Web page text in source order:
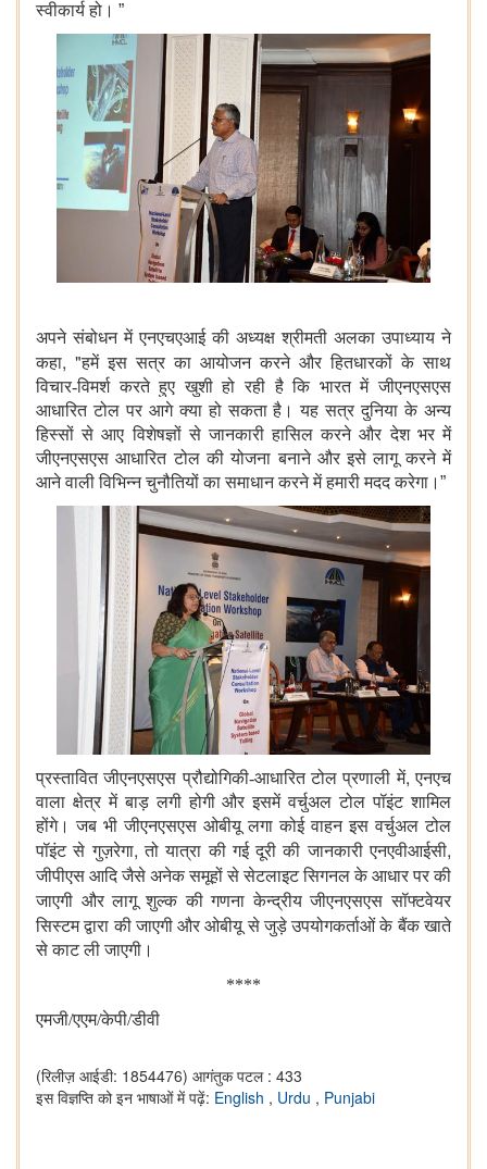
स्वीकार्य हो। ”
अपने संबोधन में एनएचएआई की अध्यक्ष श्रीमती अलका उपाध्याय ने
कहा, "हमें इस सत्र का आयोजन करने और हितधारकों के साथ
विचार-विमर्श करते हुए खुशी हो रही है कि भारत में जीएनएसएस
आधारित टोल पर आगे क्या हो सकता है। यह सत्र दुनिया के अन्य
हिस्सों से आए विशेषज्ञों से जानकारी हासिल करने और देश भर में
जीएनएसएस आधारित टोल की योजना बनाने और इसे लागू करने में
आने वाली विभिन्न चुनौतियों का समाधान करने में हमारी मदद करेगा। ”
प्रस्तावित जीएनएसएस प्रौद्योगिकी-आधारित टोल प्रणाली में,एनएच
वाला क्षेत्र में बाड़ लगी होगी और इसमें वर्चुअल टोल पॉइंट शामिल
होंगे। जब भी जीएनएसएस ओबीयू लगा कोई वाहन इस वर्चुअल टोल
पॉइंट से गुज़रेगा,तो यात्रा की गई दूरी की जानकारी एनएवीआईसी,
जीपीएस आदि जैसे अनेक समूहों से सेटलाइट सिगनल के आधार पर की
जाएगी और लागू शुल्क की गणना केन्‍द्रीय जीएनएसएस सॉफ्टवेयर
सिस्टम द्वारा की जाएगी और ओबीयू से जुड़े उपयोगकर्ताओं के बैंक खाते
से काट ली जाएगी।
****
एमजी/एएम/केपी/डीवी
(रिलीज़ आईडी: 1854476) आगंतुक पटल : 433
इस विज्ञप्ति को इन भाषाओं में पढ़ें: English , Urdu , Punjabi